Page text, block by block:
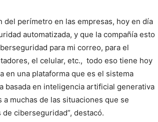
perímetro en las empresas, hoy en día
automatizada, y que la compañía esto
para mi correo, para el
el celular, etc., todo eso tiene hoy
en una plataforma que es el sistema
basada en inteligencia artificial generativa
muchas de las situaciones que se
ciberseguridad”, destacó.